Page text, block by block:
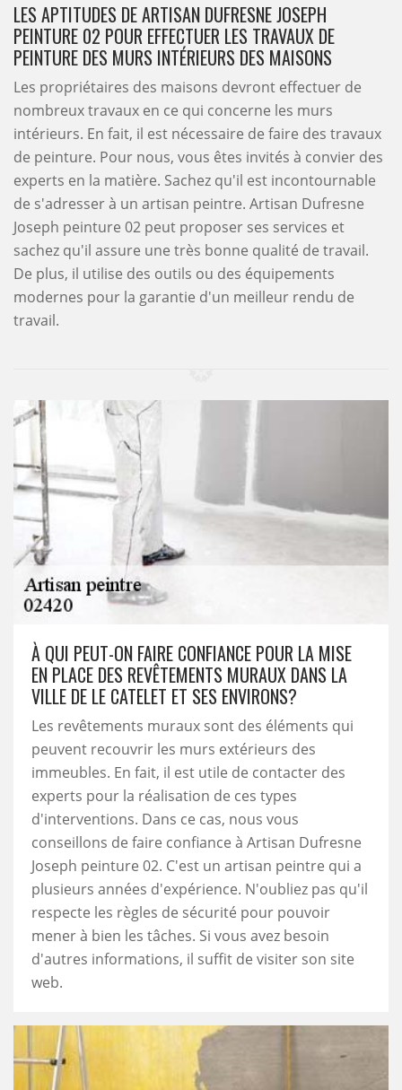
LES APTITUDES DE ARTISAN DUFRESNE JOSEPH
PEINTURE 02 POUR EFFECTUER LES TRAVAUX DE
PEINTURE DES MURS INTÉRIEURS DES MAISONS
Les propriétaires des maisons devront effectuer de
nombreux travaux en ce qui concerne les murs
intérieurs. En fait, il est nécessaire de faire des travaux
de peinture. Pour nous, vous êtes invités à convier des
experts en la matière. Sachez qu'il est incontournable
de s'adresser à un artisan peintre. Artisan Dufresne
Joseph peinture 02 peut proposer ses services et
sachez qu'il assure une très bonne qualité de travail.
De plus, il utilise des outils ou des équipements
modernes pour la garantie d'un meilleur rendu de
travail.
À QUI PEUT-ON FAIRE CONFIANCE POUR LA MISE
EN PLACE DES REVÊTEMENTS MURAUX DANS LA
VILLE DE LE CATELET ET SES ENVIRONS?
Les revêtements muraux sont des éléments qui
peuvent recouvrir les murs extérieurs des
immeubles. En fait, il est utile de contacter des
experts pour la réalisation de ces types
d'interventions. Dans ce cas, nous vous
conseillons de faire confiance à Artisan Dufresne
Joseph peinture 02. C'est un artisan peintre qui a
plusieurs années d'expérience. N'oubliez pas qu'il
respecte les règles de sécurité pour pouvoir
mener à bien les tâches. Si vous avez besoin
d'autres informations, il suffit de visiter son site
web.